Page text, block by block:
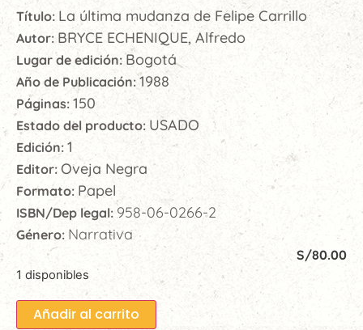
Título: La última mudanza de Felipe Carrillo
Autor: BRYCE ECHENIQUE, Alfredo
Lugar de edición: Bogotá
Año de Publicación: 1988
Páginas: 150
Estado del producto: USADO
Edición: 1
Editor: Oveja Negra
Formato: Papel
ISBN/Dep legal: 958-06-0266-2
Género: Narrativa
S/80.00
1 disponibles
Añadir al carrito